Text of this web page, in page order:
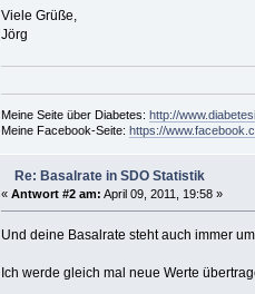
Viele Grüße,
Jörg
Meine Seite über Diabetes: http://
Meine Facebook-Seite: https://
Re: Basalrate in SDO Statistik
« Antwort #2 am: April 09, 2011, 19:58 »
Und deine Basalrate steht auch immer
Ich werde gleich mal neue Werte